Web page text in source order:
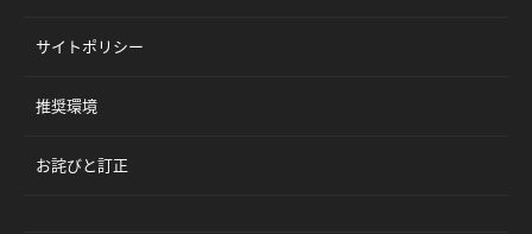
サイトポリシー
推奨環境
お詫びと訂正